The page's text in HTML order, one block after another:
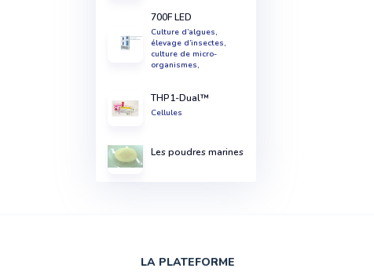
700F LED
Culture d’algues,
élevage d’insectes,
culture de micro-
organismes,
THP1-Dual™
Cellules
Les poudres marines
LA PLATEFORME